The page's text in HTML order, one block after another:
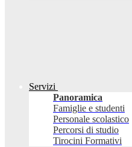
Servizi
Panoramica
Famiglie e studenti
Personale scolastico
Percorsi di studio
Tirocini Formativi